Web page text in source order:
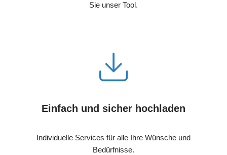
Sie unser Tool.
Einfach und sicher hochladen
Individuelle Services für alle Ihre Wünsche und
Bedürfnisse.